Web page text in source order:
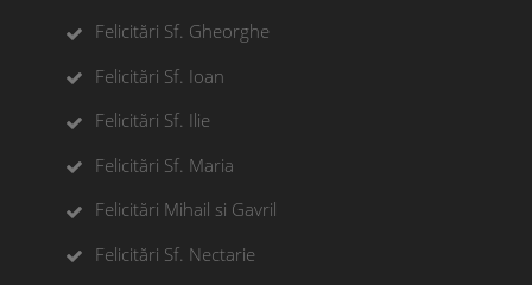
Felicitări Sf. Gheorghe
Felicitări Sf. Ioan
Felicitări Sf. Ilie
Felicitări Sf. Maria
Felicitări Mihail si Gavril
Felicitări Sf. Nectarie